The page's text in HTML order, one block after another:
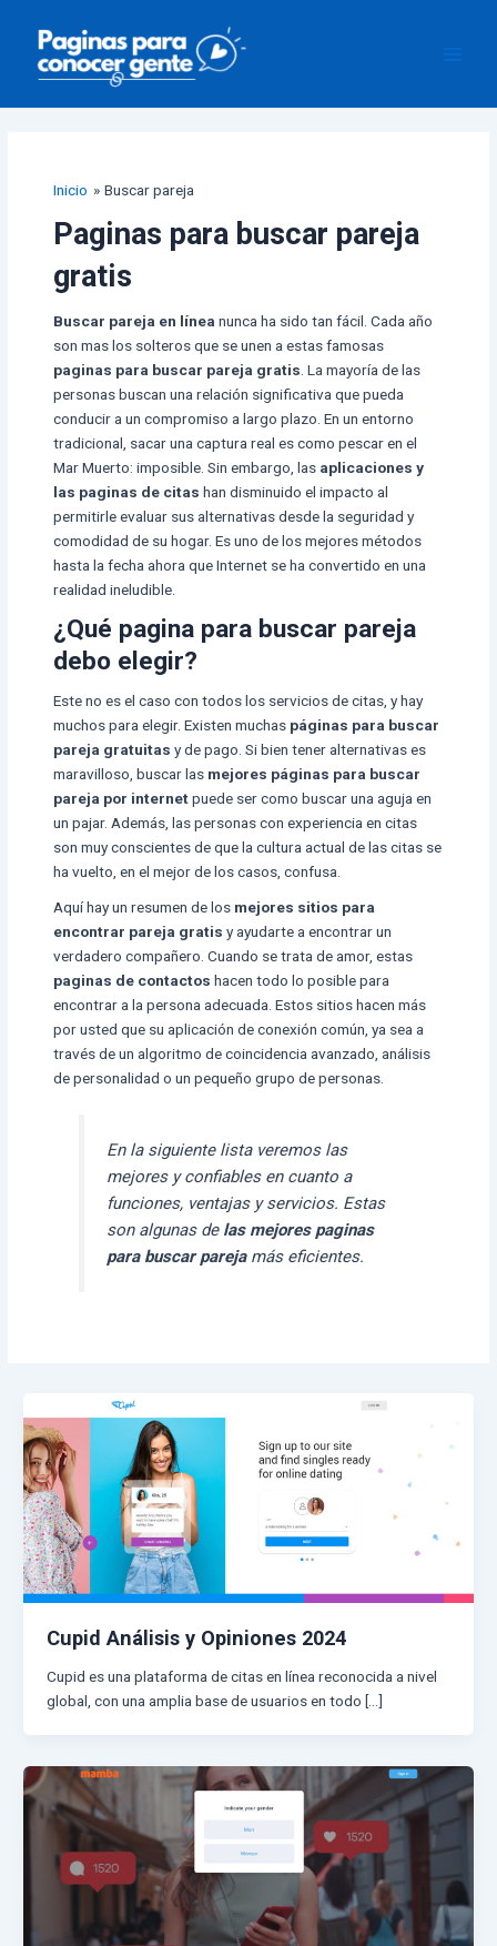
contenido
Inicio Buscar pareja
Paginas para buscar pareja
gratis
Buscar pareja en línea nunca ha sido tan fácil. Cada año
son mas los solteros que se unen a estas famosas
paginas para buscar pareja gratis . La mayoría de las
personas buscan una relación significativa que pueda
conducir a un compromiso a largo plazo. En un entorno
tradicional, sacar una captura real es como pescar en el
Mar Muerto: imposible. Sin embargo, las aplicaciones y
las paginas de citas han disminuido el impacto al
permitirle evaluar sus alternativas desde la seguridad y
comodidad de su hogar. Es uno de los mejores métodos
hasta la fecha ahora que Internet se ha convertido en una
realidad ineludible.
¿Qué pagina para buscar pareja
debo elegir?
Este no es el caso con todos los servicios de citas, y hay
muchos para elegir. Existen muchas páginas para buscar
pareja gratuitas y de pago. Si bien tener alternativas es
maravilloso, buscar las mejores páginas para buscar
pareja por internetpuede ser como buscar una aguja en
un pajar. Además, las personas con experiencia en citas
son muy conscientes de que la cultura actual de las citas se
ha vuelto, en el mejor de los casos, confusa.
Aquí hay un resumen de los mejores sitios para
encontrar pareja gratis y ayudarte a encontrar un
verdadero compañero. Cuando se trata de amor, estas
paginas de contactos hacen todo lo posible para
encontrar a la persona adecuada. Estos sitios hacen más
por usted que su aplicación de conexión común, ya sea a
través de un algoritmo de coincidencia avanzado, análisis
de personalidad o un pequeño grupo de personas.
En la siguiente lista veremos las
mejores y confiables en cuanto a
funciones, ventajas y servicios. Estas
son algunas de las mejores paginas
para buscar parejamás eficientes.
Cupid Análisis y Opiniones 2024
Cupid es una plataforma de citas en línea reconocida a nivel
global, con una amplia base de usuarios en todo […]
entradas